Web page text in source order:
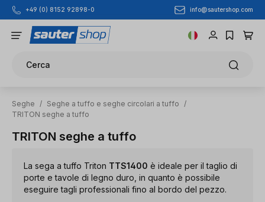
Passa al contenuto principale
+49 (0) 8152 92898-0 info@sautershop.com
Cerca
Seghe / Seghe a tuffo e seghe circolari a tuffo
/
TRITON seghe a tuffo
TRITON seghe a tuffo
La sega a tuffo Triton TTS1400 è ideale per il taglio di
porte e tavole di legno duro, in quanto è possibile
eseguire tagli professionali fino al bordo del pezzo.